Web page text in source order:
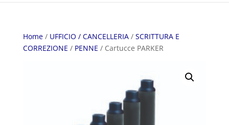
Home/ UFFICIO / CANCELLERIA/ SCRITTURA E
CORREZIONE / PENNE / Cartucce PARKER